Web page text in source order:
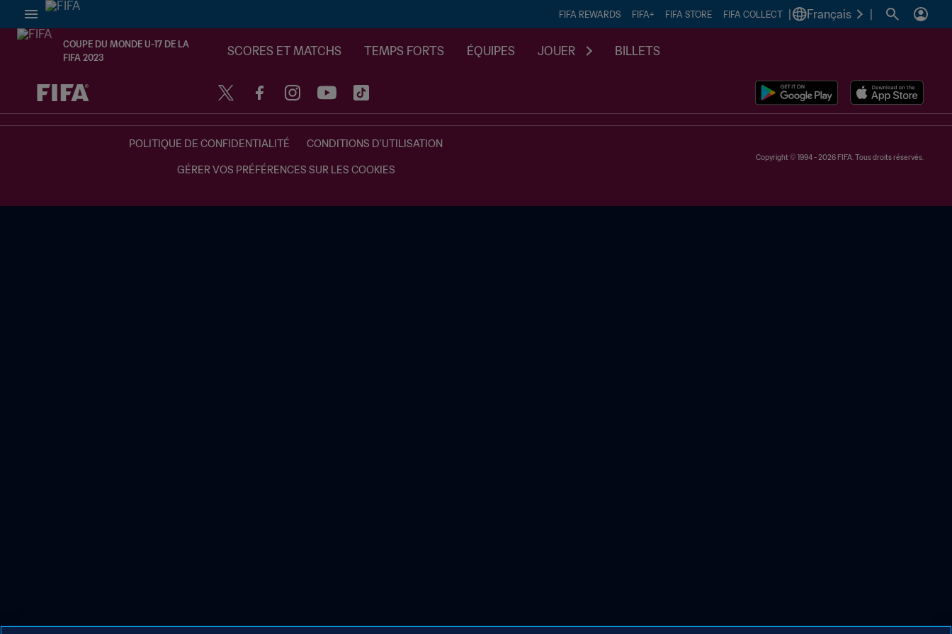
FIFA REWARDS FIFA+ FIFA STORE FIFA COLLECT Français
COUPE DU MONDE U-17 DE LA
FIFA 2023
SCORES ET MATCHS TEMPS FORTS ÉQUIPES JOUER BILLETS
à dét. – à dét.
POLITIQUE DE CONFIDENTIALITÉ CONDITIONS D'UTILISATION
GÉRER VOS PRÉFÉRENCES SUR LES COOKIES
Copyright © 1994 - 2026 FIFA. Tous droits réservés.